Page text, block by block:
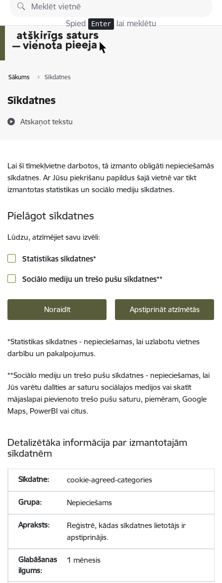
Pāriet uz lapas saturu
Spied Enter lai meklētu
Sākums Sīkdatnes
Sīkdatnes
Atskaņot tekstu
Lai šī tīmekļvietne darbotos, tā izmanto obligāti nepieciešamās
sīkdatnes. Ar Jūsu piekrišanu papildus šajā vietnē var tikt
izmantotas statistikas un sociālo mediju sīkdatnes.
Pielāgot sīkdatnes
Lūdzu, atzīmējiet savu izvēli:
Statistikas sīkdatnes*
Sociālo mediju un trešo pušu sīkdatnes**
Noraidīt Apstiprināt atzīmētās
*Statistikas sīkdatnes - nepieciešamas, lai uzlabotu vietnes
darbību un pakalpojumus.
**Sociālo mediju un trešo pušu sīkdatnes - nepieciešamas, lai
Jūs varētu dalīties ar saturu sociālajos medijos vai skatīt
mājaslapai pievienoto trešo pušu saturu, piemēram, Google
Maps, PowerBI vai citus.
Detalizētāka informācija par izmantotajām
sīkdatnēm
cookie-agreed-categories
Nepieciešams
Reģistrē, kādas sīkdatnes lietotājs ir
apstiprinājis.
1 mēnesis